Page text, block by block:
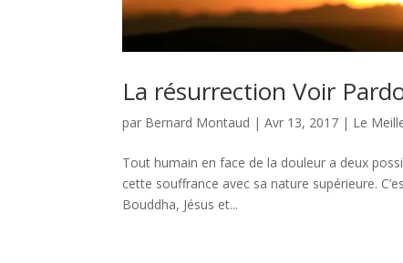
La résurrection Voir
par Bernard Montaud |Avr 13, 2017 | Le
Tout humain en face de la douleur a deux
cette souffrance avec sa nature supérieure.
Bouddha, Jésus et...